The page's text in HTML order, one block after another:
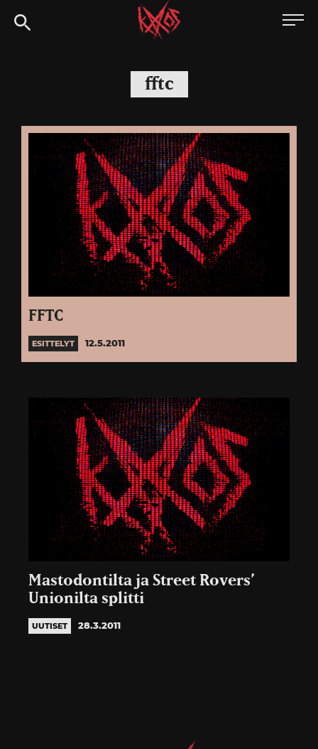
Siirry
suoraan
Kaaoszine
fftc
FFTC
ESITTELYT 12.5.2011
Mastodontilta ja Street Rovers’
Unionilta splitti
UUTISET 28.3.2011